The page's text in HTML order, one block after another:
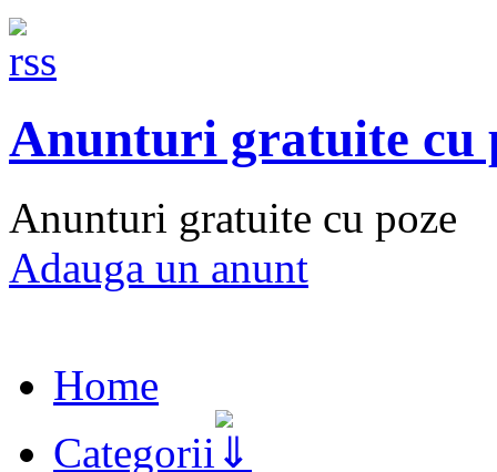
Anunturi gratuite cu
Anunturi gratuite cu poze
Adauga un anunt
Home
Categorii